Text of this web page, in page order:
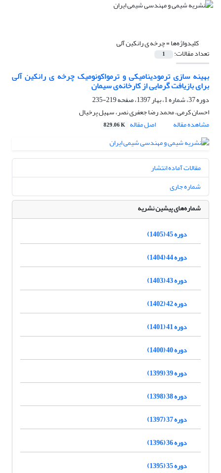
کلیدواژه‌ها =چرخه ی رانکین آلی
تعداد مقالات: 1
بهینه سازی ترمودینامیکی و ترمواکونومیک چرخه ی رانکین آلی
برای بازیافت گرمایی از کارخانه‌ی سیمان
دوره 37، شماره 1، بهار 1397، صفحه
219-235
احسان کرمی، محمد رضا جعفری نصر، سهیل پرخیال
مشاهده مقاله
اصل مقاله 829.06 K
مقالات آماده انتشار
شماره جاری
شماره‌های پیشین نشریه
دوره 45 (1405)
دوره 44 (1404)
دوره 43 (1403)
دوره 42 (1402)
دوره 41 (1401)
دوره 40 (1400)
دوره 39 (1399)
دوره 38 (1398)
دوره 37 (1397)
دوره 36 (1396)
دوره 35 (1395)